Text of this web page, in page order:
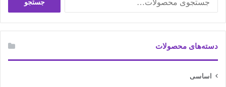
برای:
جستجو
دسته‌های محصولات
اساسی